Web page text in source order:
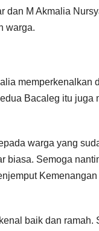
dan M Akmalia
warga.
Bacaleg itu
warga yang
biasa. Semoga
baik dan